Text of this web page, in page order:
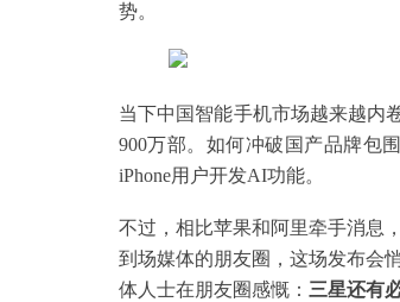
势。
当下中国智能手机市场越来越内
900万部。如何冲破国产品牌包
iPhone用户开发AI功能。
不过，相比苹果和阿里牵手消息
到场媒体的朋友圈，这场发布会
体人士在朋友圈感慨： 三星还有